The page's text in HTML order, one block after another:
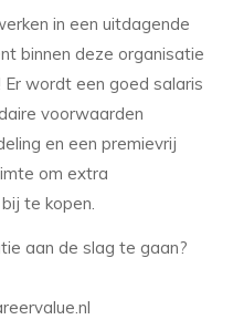
in een uitdagende
binnen deze organisatie
wordt een goed salaris
voorwaarden
en een premievrij
om extra
te kopen.
aan de slag te gaan?